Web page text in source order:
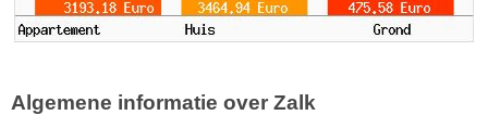
Algemene informatie over Zalk